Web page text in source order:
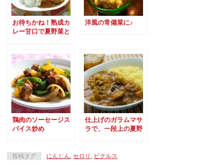
お待ちかね！熟成カ
レー甘口で夏野菜と
洋風の常備菜に♪
鶏肉のソーセージス
パイス炒め
仕上げのガラムマサ
ラで、一段上の夏野
投稿タグ にんじん,セロリ , ピクルス